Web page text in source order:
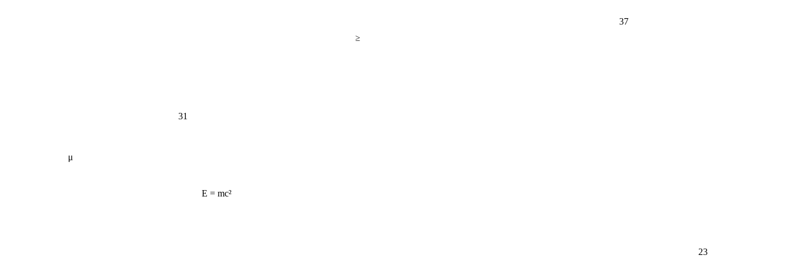
E = mc²
μ
23
31
37
≥